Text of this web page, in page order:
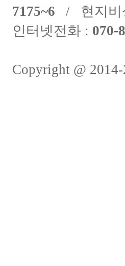
7175~6 / 현지비
인터넷전화 : 070-
Copyright @